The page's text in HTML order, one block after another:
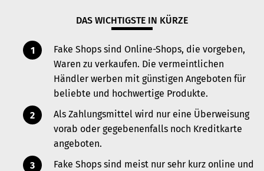
DAS WICHTIGSTE IN KÜRZE
Fake Shops sind Online-Shops, die vorgeben,
Waren zu verkaufen. Die vermeintlichen
Händler werben mit günstigen Angeboten für
beliebte und hochwertige Produkte.
Als Zahlungsmittel wird nur eine Überweisung
vorab oder gegebenenfalls noch Kreditkarte
angeboten.
Fake Shops sind meist nur sehr kurz online und